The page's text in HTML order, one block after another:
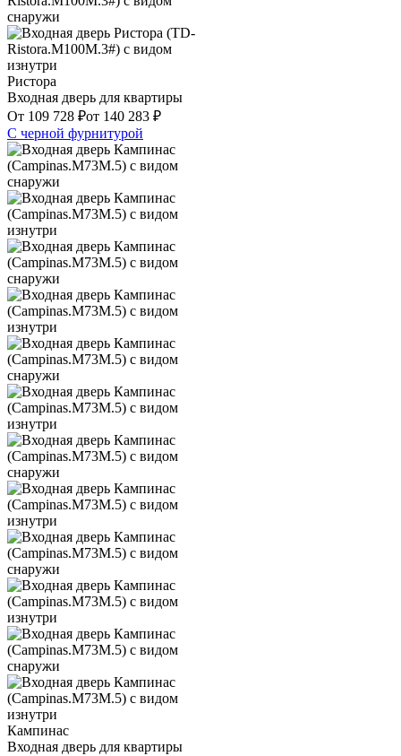
Ристора
Входная дверь для квартиры
От 109 728 ₽от 140 283 ₽
С черной фурнитурой
Кампинас
Входная дверь для квартиры